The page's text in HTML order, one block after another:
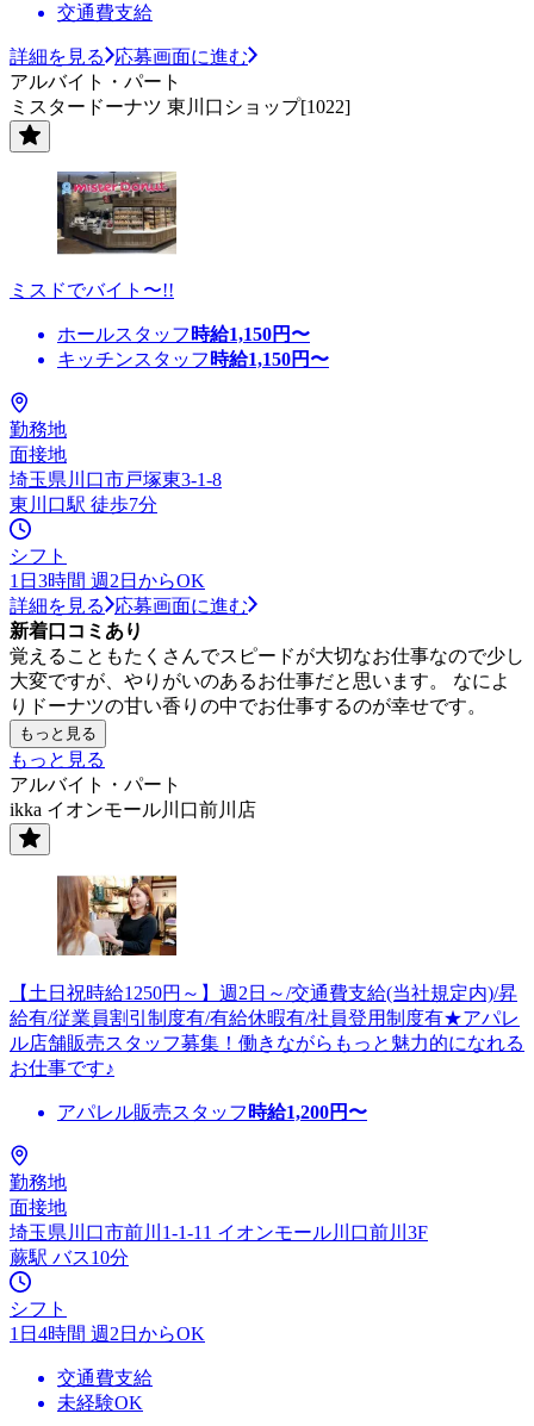
交通費支給
詳細を見る
応募画面に進む
アルバイト・パート
ミスタードーナツ 東川口ショップ[1022]
ミスドでバイト〜!!
ホールスタッフ 時給1,150円〜
キッチンスタッフ 時給1,150円〜
勤務地
面接地
埼玉県川口市戸塚東3-1-8
東川口駅 徒歩7分
シフト
1日3時間 週2日からOK
詳細を見る
応募画面に進む
新着口コミあり
覚えることもたくさんでスピードが大切なお仕事なので少し
大変ですが、やりがいのあるお仕事だと思います。 なによ
りドーナツの甘い香りの中でお仕事するのが幸せです。
もっと見る
もっと見る
アルバイト・パート
ikka イオンモール川口前川店
【土日祝時給1250円～】週2日～/交通費支給(当社規定内)/昇
給有/従業員割引制度有/有給休暇有/社員登用制度有★アパレ
ル店舗販売スタッフ募集！働きながらもっと魅力的になれる
お仕事です♪
アパレル販売スタッフ 時給1,200円〜
勤務地
面接地
埼玉県川口市前川1-1-11 イオンモール川口前川3F
蕨駅 バス10分
シフト
1日4時間 週2日からOK
交通費支給
未経験OK